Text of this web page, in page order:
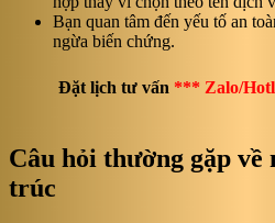
Bạn quan tâm đến yếu tố an
ngừa biến chứng.
Đặt lịch tư vấn *** Zalo/
Câu hỏi thường gặp về
trúc